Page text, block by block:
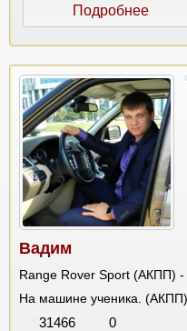
Подробнее
Вадим
Range Rover Sport (АКПП) -
На машине ученика. (АКПП)
31466 0